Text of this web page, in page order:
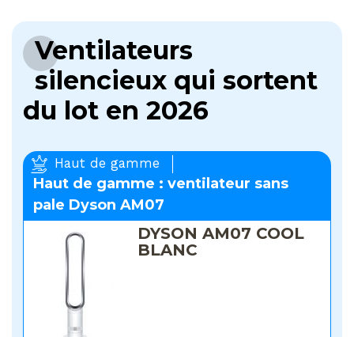
Ventilateurs
silencieux qui sortent
du lot en 2026
Haut de gamme
Haut de gamme : ventilateur sans
pale Dyson AM07
DYSON AM07 COOL
BLANC